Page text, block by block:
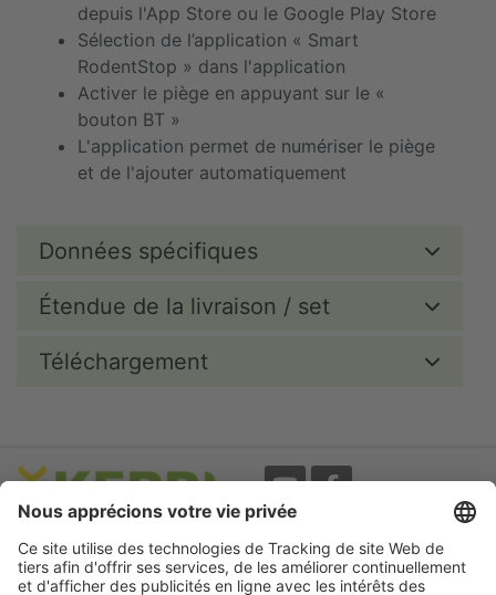
depuis l'App Store ou le Google Play Store
Sélection de l’application « Smart
RodentStop » dans l'application
Activer le piège en appuyant sur le «
bouton BT »
L'application permet de numériser le piège
et de l'ajouter automatiquement
Données spécifiques
Étendue de la livraison / set
Téléchargement
Evènements
Newsletter
A propos
Mentions légales